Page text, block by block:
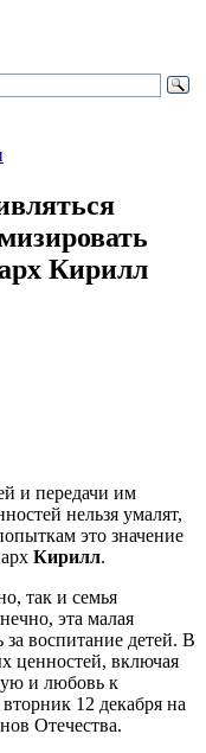
Кирилл
и передачи им
нельзя умалят,
это значение
Кирилл.
так и семья
эта малая
за воспитание детей. В
ценностей, включая
и любовь к
12 декабря на
Отечества.